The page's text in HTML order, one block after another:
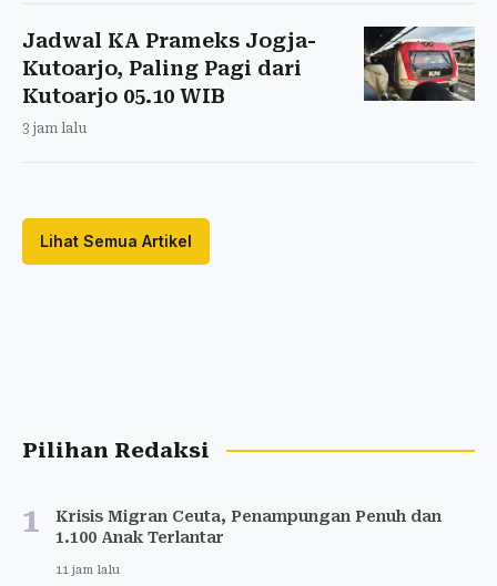
Jadwal KA Prameks Jogja-
Kutoarjo, Paling Pagi dari
Kutoarjo 05.10 WIB
3 jam lalu
Lihat Semua Artikel
Pilihan Redaksi
1
Krisis Migran Ceuta, Penampungan Penuh dan
1.100 Anak Terlantar
11 jam lalu